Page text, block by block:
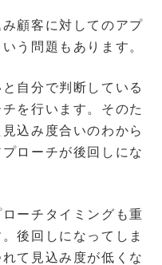
顧客に対してのアプ
う問題もあります。
自分で判断している
を行います。そのた
込み度合いのわから
ローチが後回しにな
ーチタイミングも重
後回しになってしま
て見込み度が低くな